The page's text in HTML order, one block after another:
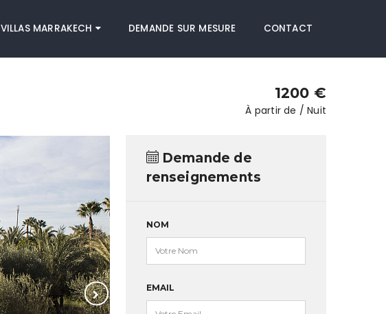
VILLAS MARRAKECH DEMANDE SUR MESURE CONTACT
1200 €
À partir de / Nuit
Demande de
renseignements
NOM
EMAIL